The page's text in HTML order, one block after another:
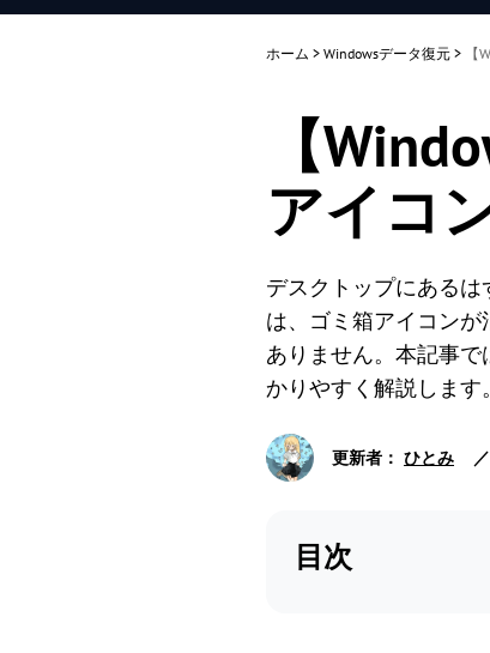
ホーム > Windowsデータ復元 >
【
アイコ
デスクトップにある
は、ゴミ箱アイコン
ありません。本記事
かりやすく解説します。
更新者： ひとみ
目次